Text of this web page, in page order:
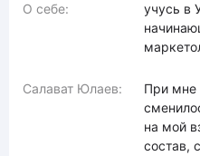
О себе:
учусь в
Салават Юлаев:
При мне
на мой
состав,